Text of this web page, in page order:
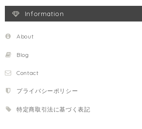
Information
About
Blog
Contact
プライバシーポリシー
特定商取引法に基づく表記